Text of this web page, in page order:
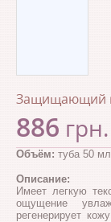
Защищающий
886 грн.
Объём: туба 50 мл
Описание:
Имеет легкую
ощущение
регенерирует